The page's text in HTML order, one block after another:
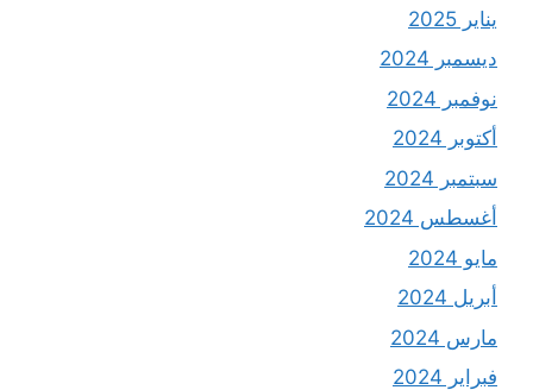
يناير 2025
ديسمبر 2024
نوفمبر 2024
أكتوبر 2024
سبتمبر 2024
أغسطس 2024
مايو 2024
أبريل 2024
مارس 2024
فبراير 2024